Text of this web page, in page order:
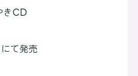
きCD
て発売